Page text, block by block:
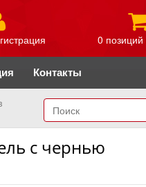
0 позиций
Контакты
с чернью